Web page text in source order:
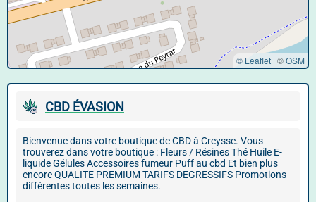
© Leaflet | ©OSM
CBD ÉVASION
Bienvenue dans votre boutique de CBD à Creysse. Vous
trouverez dans votre boutique : Fleurs / Résines Thé Huile E-
liquide Gélules Accessoires fumeur Puff au cbd Et bien plus
encore QUALITE PREMIUM TARIFS DEGRESSIFS Promotions
différentes toutes les semaines.